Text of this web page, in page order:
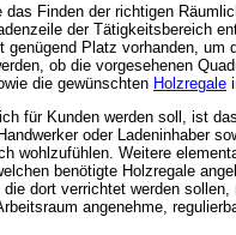
Finden der richtigen
der Tätigkeitsbereich
Platz vorhanden,
ob die vorgesehenen
die gewünschten Holzregale
für Kunden werden soll, ist
oder Ladeninhaber
wohlzufühlen. Weitere
benötigte Holzregale
dort verrichtet werden
angenehme,